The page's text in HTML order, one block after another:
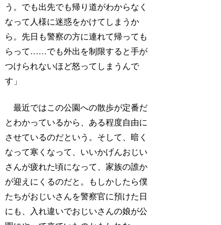
う。でも出先でも帰り道がわからなく
なって人様に迷惑をかけてしまうか
ら。先日も警察の方に連れて帰っても
らって……でも外出を制限すると手が
つけられないほど怒ってしまうんで
す」
最近ではこの公園への散歩が定番だ
とわかっているから、ある程度自由に
させているのだという。そして、暗く
なって寒くなって、いいかげんおじい
さんが疲れた頃になって、家族の誰か
が迎えにくるのだと。もしかしたら僕
たちがおじいさんを警察官に預けた日
にも、入れ違いでおじいさんの娘が公